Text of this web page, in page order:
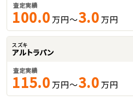
査定実績
100.0 万円～3.0 万円
スズキ
アルトラパン
査定実績
115.0 万円～3.0 万円